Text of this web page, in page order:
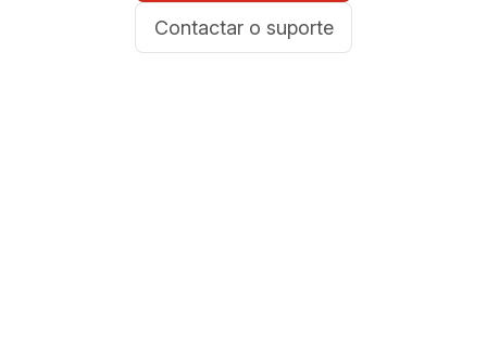
Contactar o suporte